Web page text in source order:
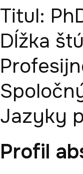
Titul:
Dĺžka
Jazyky
Profil